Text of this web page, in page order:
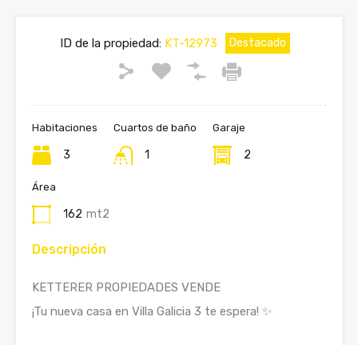
ID de la propiedad: KT-12973 Destacado
Habitaciones
3
Cuartos de baño
1
Garaje
2
Área
162 mt2
Descripción
KETTERER PROPIEDADES VENDE
¡Tu nueva casa en Villa Galicia 3 te espera! ✨